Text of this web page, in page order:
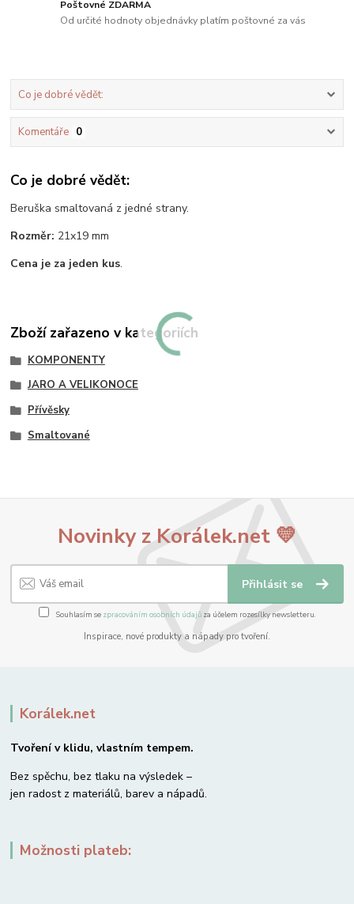
Poštovné ZDARMA
Od určité hodnoty objednávky platím poštovné za vás
Co je dobré vědět:
Komentáře 0
Co je dobré vědět:
Beruška smaltovaná z jedné strany.
Rozměr: 21x19 mm
Cena je za jeden kus.
Zboží zařazeno v kategoriích
KOMPONENTY
JARO A VELIKONOCE
Přívěsky
Smaltované
Novinky z Korálek.net 💛
Přihlásit se
Souhlasím se zpracováním osobních údajůza účelem rozesílky newsletteru.
Inspirace, nové produkty a nápady pro tvoření.
Korálek.net
Tvoření v klidu, vlastním tempem.
Bez spěchu, bez tlaku na výsledek –
jen radost z materiálů, barev a nápadů.
Možnosti plateb: